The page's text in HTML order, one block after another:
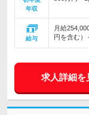
年収
給与
月給
円を含む）
求人詳細を